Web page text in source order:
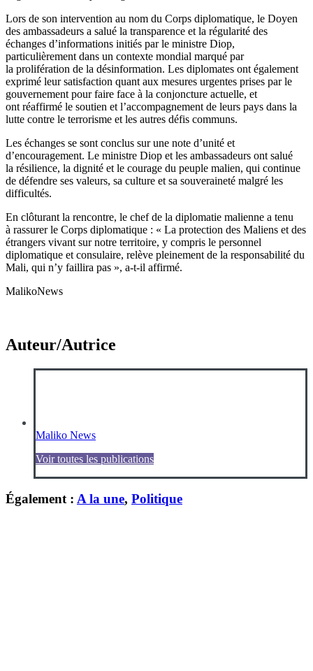
Lors de son intervention au nom du Corps diplomatique, le Doyen
des ambassadeurs a salué la transparence et la régularité des
échanges d’informations initiés par le ministre Diop,
particulièrement dans un contexte mondial marqué par
la prolifération de la désinformation. Les diplomates ont également
exprimé leur satisfaction quant aux mesures urgentes prises par le
gouvernement pour faire face à la conjoncture actuelle, et
ont réaffirmé le soutien et l’accompagnement de leurs pays dans la
lutte contre le terrorisme et les autres défis communs.
Les échanges se sont conclus sur une note d’unité et
d’encouragement. Le ministre Diop et les ambassadeurs ont salué
la résilience, la dignité et le courage du peuple malien, qui continue
de défendre ses valeurs, sa culture et sa souveraineté malgré les
difficultés.
En clôturant la rencontre, le chef de la diplomatie malienne a tenu
à rassurer le Corps diplomatique : « La protection des Maliens et des
étrangers vivant sur notre territoire, y compris le personnel
diplomatique et consulaire, relève pleinement de la responsabilité du
Mali, qui n’y faillira pas », a-t-il affirmé.
MalikoNews
Auteur/Autrice
Maliko News
Voir toutes les publications
Également : A la une, Politique